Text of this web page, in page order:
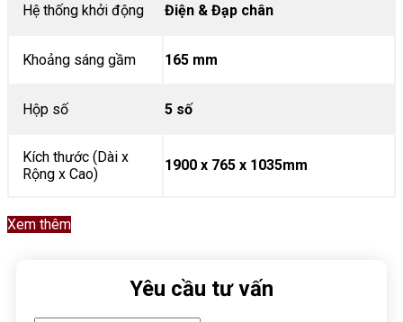
Hệ thống khởi động Điện & Đạp chân
Khoảng sáng gầm 165 mm
Hộp số 5 số
Kích thước (Dài x
Rộng x Cao)
1900 x 765 x 1035mm
Xem thêm
Yêu cầu tư vấn